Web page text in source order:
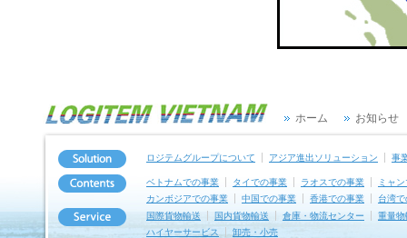
ホーム お知らせ
ロジテムグループについて アジア進出ソリューション 事
ベトナムでの事業 タイでの事業 ラオスでの事業
ミャ
カンボジアでの事業
中国での事業 香港での事業
台湾
国際貨物輸送
国内貨物輸送 倉庫・物流センター
重量物
ハイヤーサービス
卸売・小売